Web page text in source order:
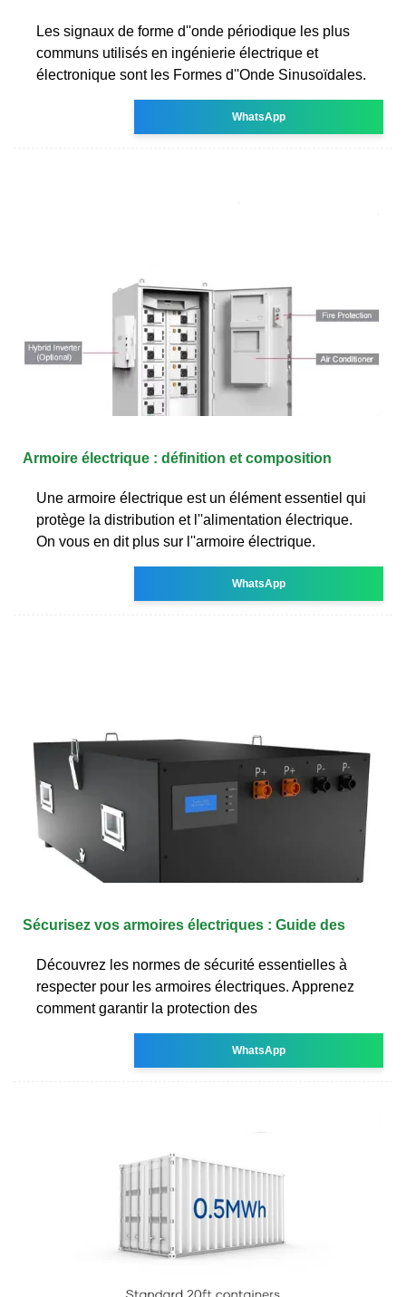
Les signaux de forme d''onde périodique les plus
communs utilisés en ingénierie électrique et
électronique sont les Formes d''Onde Sinusoïdales.
WhatsApp
Armoire électrique : définition et composition
Une armoire électrique est un élément essentiel qui
protège la distribution et l''alimentation électrique.
On vous en dit plus sur l''armoire électrique.
WhatsApp
Sécurisez vos armoires électriques : Guide des
Découvrez les normes de sécurité essentielles à
respecter pour les armoires électriques. Apprenez
comment garantir la protection des
WhatsApp